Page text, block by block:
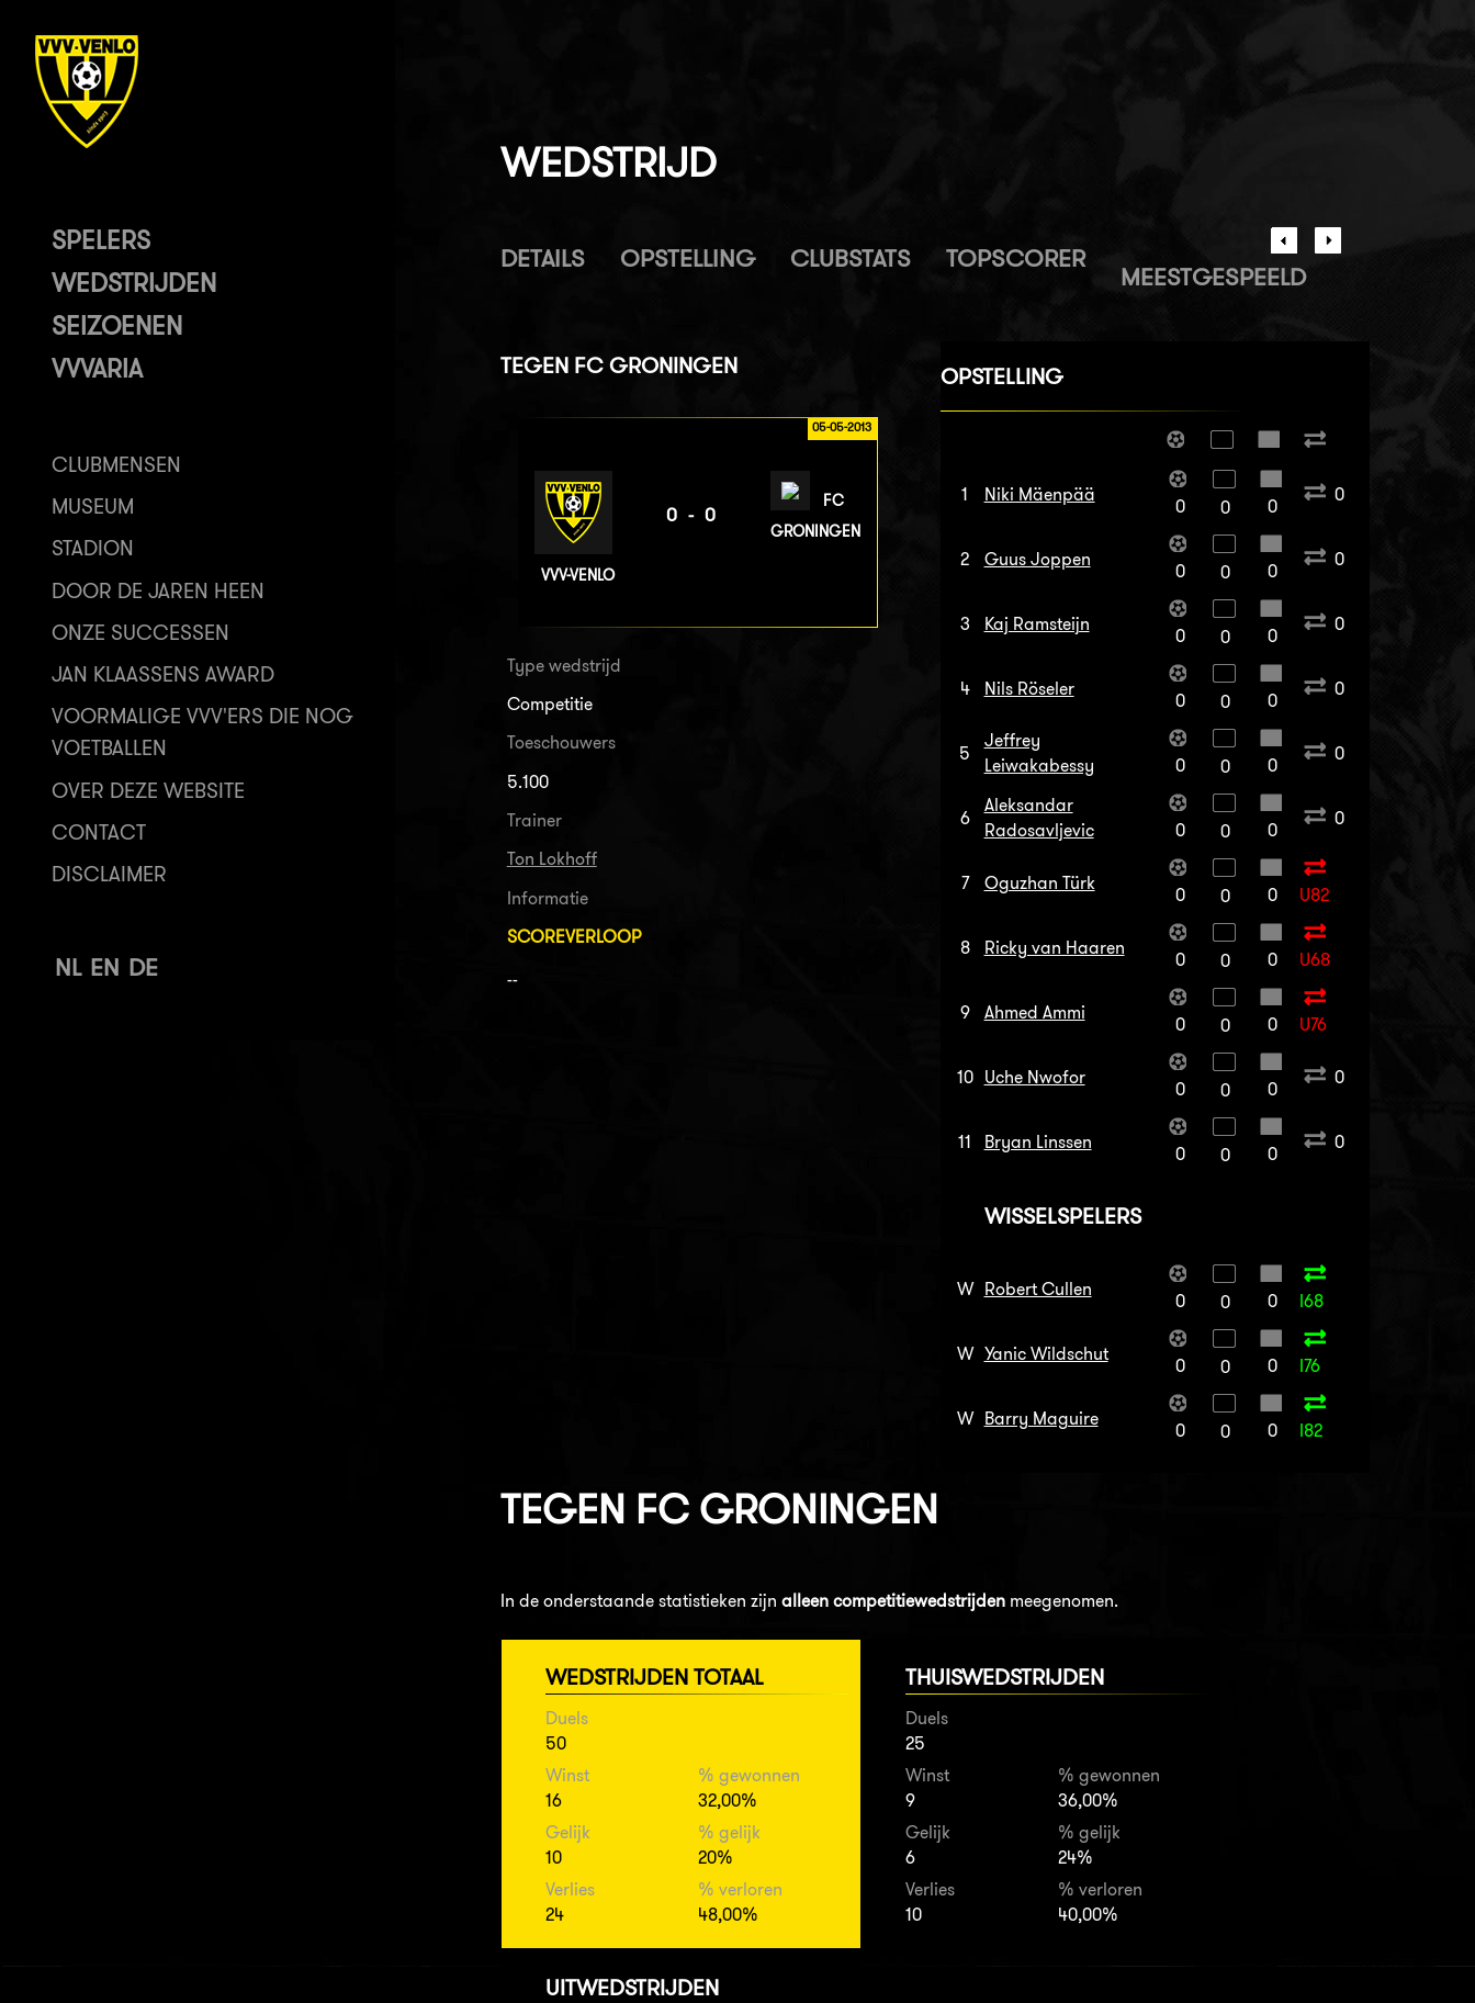
SPELERS
WEDSTRIJDEN
SEIZOENEN
VVVARIA
CLUBMENSEN
MUSEUM
STADION
DOOR DE JAREN HEEN
ONZE SUCCESSEN
JAN KLAASSENS AWARD
VOORMALIGE VVV'ERS DIE NOG
VOETBALLEN
OVER DEZE WEBSITE
CONTACT
DISCLAIMER
NL EN DE
WEDSTRIJD
DETAILS OPSTELLING CLUBSTATS TOPSCORER
MEESTGESPEELD
TEGEN FC GRONINGEN
05-05-2013
VVV-VENLO
0-0
FC
GRONINGEN
Type wedstrijd
Competitie
Toeschouwers
5.100
Trainer
Ton Lokhoff
Informatie
SCOREVERLOOP
--
OPSTELLING
1 Niki Mäenpää
0 0 0
0
2 Guus Joppen
0 0 0
0
3 Kaj Ramsteijn
0 0 0
0
4 Nils Röseler
0 0 0
0
5
Jeffrey
Leiwakabessy
0 0 0
0
6
Aleksandar
Radosavljevic
0 0 0
0
7 Oguzhan Türk
0 0 0 U82
8 Ricky van Haaren
0 0 0 U68
9 Ahmed Ammi
0 0 0 U76
10 Uche Nwofor
0 0 0
0
11 Bryan Linssen
0 0 0
0
WISSELSPELERS
W Robert Cullen
0 0 0 I68
W Yanic Wildschut
0 0 0 I76
W Barry Maguire
0 0 0 I82
TEGEN FC GRONINGEN
In de onderstaande statistieken zijn alleen competitiewedstrijdenmeegenomen.
WEDSTRIJDEN TOTAAL
Duels
50
Winst
16
% gewonnen
32,00%
Gelijk
10
% gelijk
20%
Verlies
24
% verloren
48,00%
THUISWEDSTRIJDEN
Duels
25
Winst
9
% gewonnen
36,00%
Gelijk
6
% gelijk
24%
Verlies
10
% verloren
40,00%
UITWEDSTRIJDEN